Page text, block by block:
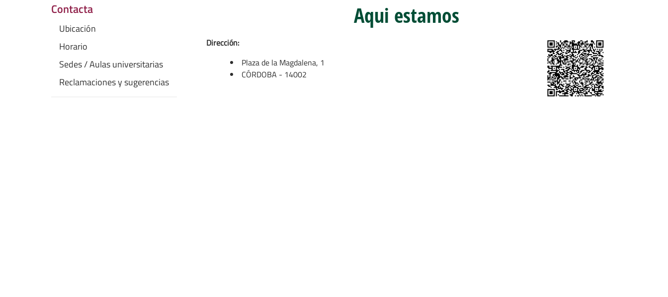
Contacta
Ubicación
Horario
Sedes / Aulas universitarias
Reclamaciones y sugerencias
Aqui estamos
Dirección:
Plaza de la Magdalena, 1
CÓRDOBA - 14002